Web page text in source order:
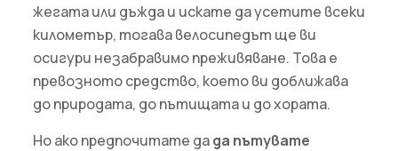
жегата или дъжда и искате да усетите всеки
километър, тогава велосипедът ще ви
осигури незабравимо преживяване. Това е
превозното средство, което ви доближава
до природата, до пътищата и до хората.
Но ако предпочитате дада пътувате